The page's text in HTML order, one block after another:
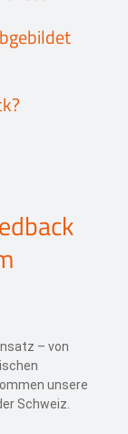
– von
unsere
Schweiz.